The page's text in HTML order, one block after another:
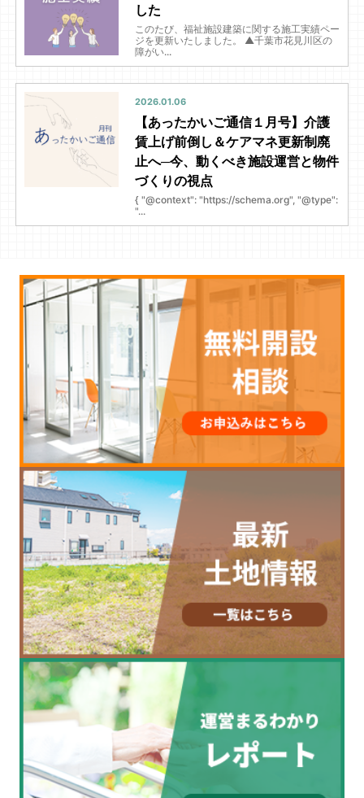
した
このたび、福祉施設建築に関する施工実績ペー
ジを更新いたしました。 ▲千葉市花見川区の
障がい...
2026.01.06
【あったかいご通信１月号】介護
賃上げ前倒し＆ケアマネ更新制廃
止へ─今、動くべき施設運営と物件
づくりの視点
{ "@context": "https://schema.org", "@type":
"...